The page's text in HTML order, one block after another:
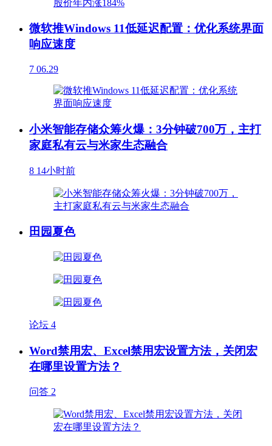
微软推Windows 11低延迟配置：优化系统界面
响应速度
7 06.29
小米智能存储众筹火爆：3分钟破700万，主打
家庭私有云与米家生态融合
8 14小时前
田园夏色
论坛 4
Word禁用宏、Excel禁用宏设置方法，关闭宏
在哪里设置方法？
问答 2